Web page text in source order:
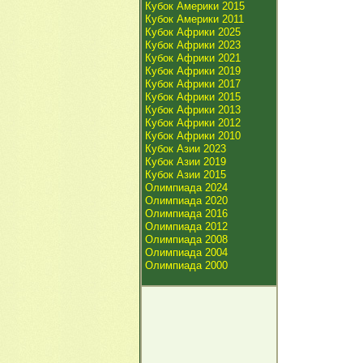
Кубок Америки 2015
Кубок Америки 2011
Кубок Африки 2025
Кубок Африки 2023
Кубок Африки 2021
Кубок Африки 2019
Кубок Африки 2017
Кубок Африки 2015
Кубок Африки 2013
Кубок Африки 2012
Кубок Африки 2010
Кубок Азии 2023
Кубок Азии 2019
Кубок Азии 2015
Олимпиада 2024
Олимпиада 2020
Олимпиада 2016
Олимпиада 2012
Олимпиада 2008
Олимпиада 2004
Олимпиада 2000